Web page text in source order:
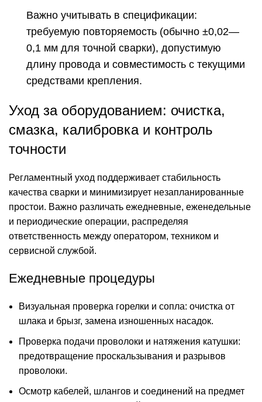
Важно учитывать в спецификации:
требуемую повторяемость (обычно ±0,02—
0,1 мм для точной сварки), допустимую
длину провода и совместимость с текущими
средствами крепления.
Уход за оборудованием: очистка,
смазка, калибровка и контроль
точности
Регламентный уход поддерживает стабильность
качества сварки и минимизирует незапланированные
простои. Важно различать ежедневные, еженедельные
и периодические операции, распределяя
ответственность между оператором, техником и
сервисной службой.
Ежедневные процедуры
Визуальная проверка горелки и сопла: очистка от
шлака и брызг, замена изношенных насадок.
Проверка подачи проволоки и натяжения катушки:
предотвращение проскальзывания и разрывов
проволоки.
Осмотр кабелей, шлангов и соединений на предмет